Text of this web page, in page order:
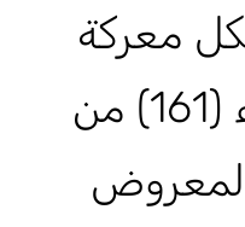
معركة
وواقعة في الجزء (161) من